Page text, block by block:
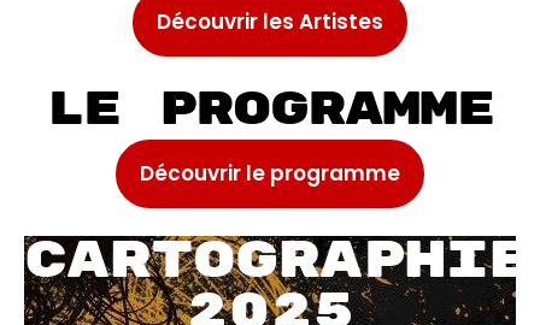
Découvrir les Artistes
Le programme
Découvrir le programme
Cartographie